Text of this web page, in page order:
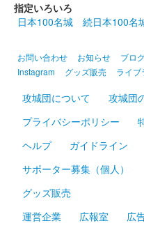
小田原城 御城印
5000枚限定。
小田原城 御城印
販売終了
梅の名所である小田原と新
指定いろいろ
日本100名城
続日本100名
お問い合わせ お知らせ ブロ
Instagram
グッズ販売 ライブ
攻城団について 攻城団
プライバシーポリシー
ヘルプ
ガイドライン
サポーター募集（個人）
グッズ販売
運営企業
広報室 広